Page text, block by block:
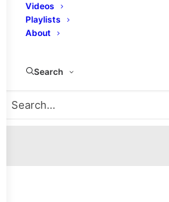
Videos
Playlists
About
Search